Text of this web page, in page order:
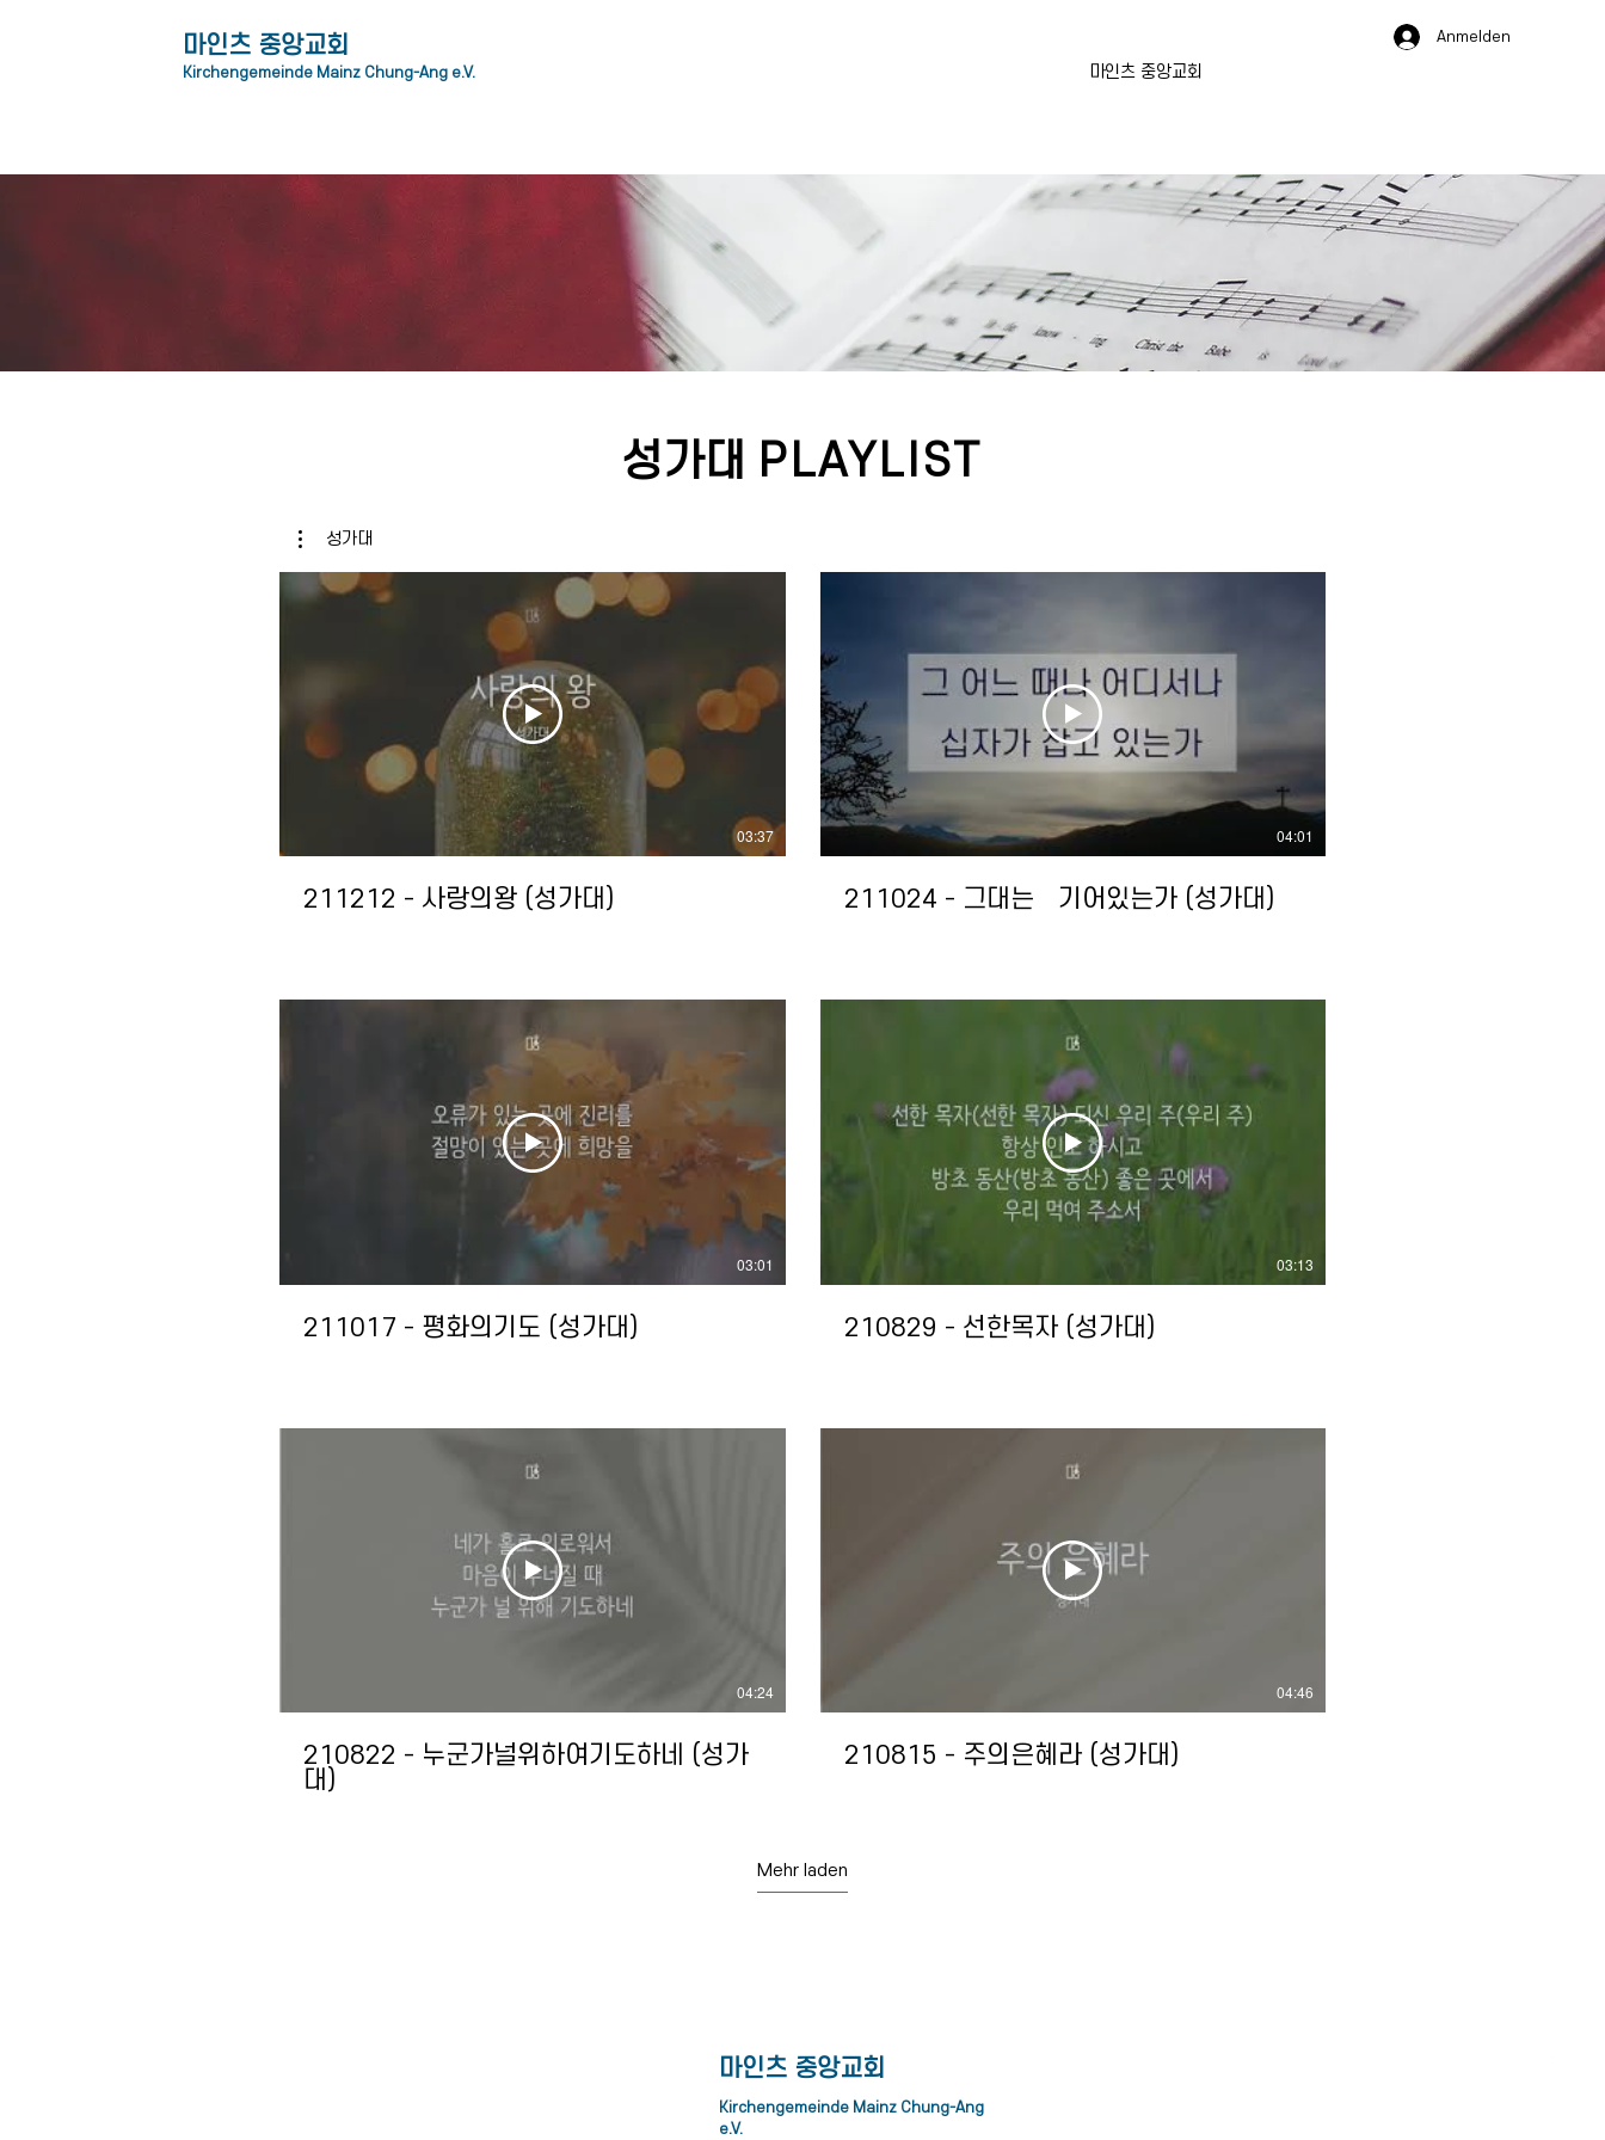
​마인츠 중앙교회
Kirchengemeinde Mainz Chung-Ang e.V.
Anmelden
마인츠 중앙교회
성가대 PLAYLIST
성가대
03:37
211212 - 사랑의왕 (성가대)
04:01
211024 - 그대는씼기어있는가 (성가대)
03:01
211017 - 평화의기도 (성가대)
03:13
210829 - 선한목자 (성가대)
04:24
210822 - 누군가널위하여기도하네 (성가
대)
04:46
210815 - 주의은혜라 (성가대)
02:28
03:29
Mehr laden
​마인츠 중앙교회
Kirchengemeinde Mainz Chung-Ang
e.V.